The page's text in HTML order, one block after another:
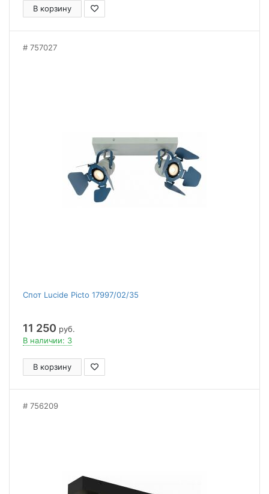
В корзину
757027
Спот Lucide Picto 17997/02/35
11 250 руб.
В наличии: 3
В корзину
756209